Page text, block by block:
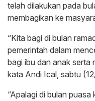
telah dilakukan pada
membagikan ke
“Kita bagi di bulan
pemerintah dalam
bagi ibu dan anak serta
kata Andi Ical, sabtu
“Apalagi di bulan